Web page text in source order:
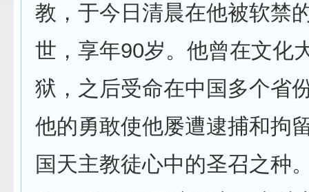
教，于今日清晨在他被软禁
世，享年90岁。他曾在文化
狱，之后受命在中国多个省
他的勇敢使他屡遭逮捕和拘
国天主教徒心中的圣召之种